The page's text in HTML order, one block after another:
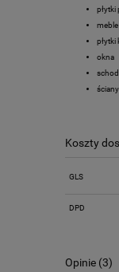
płytki
meble
płytki
okna
Koszty
GLS
DPD
Opinie (3)